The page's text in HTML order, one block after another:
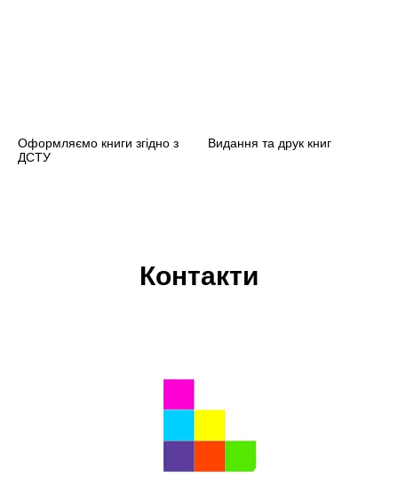
Оформляємо книги згідно з
ДСТУ
Видання та друк книг
Контакти